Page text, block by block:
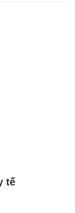
tế